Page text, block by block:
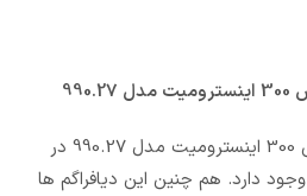
دیافراگم فلنجی 1 اینچ کلاس 300 اینسترومیت مدل 990.27 در
دارد. هم چنین این دیافراگم ها